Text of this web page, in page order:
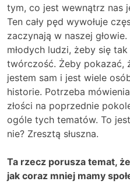
tym, co jest wewnątrz nas
Ten cały pęd wywołuje
zaczynają w naszej
młodych ludzi, żeby się
twórczość. Żeby pokazać,
jestem sam i jest wiele
historie. Potrzeba
złości na poprzednie
ogóle tych tematów. To
nie? Zresztą słuszna.
Ta rzecz porusza temat,
jak coraz mniej mamy